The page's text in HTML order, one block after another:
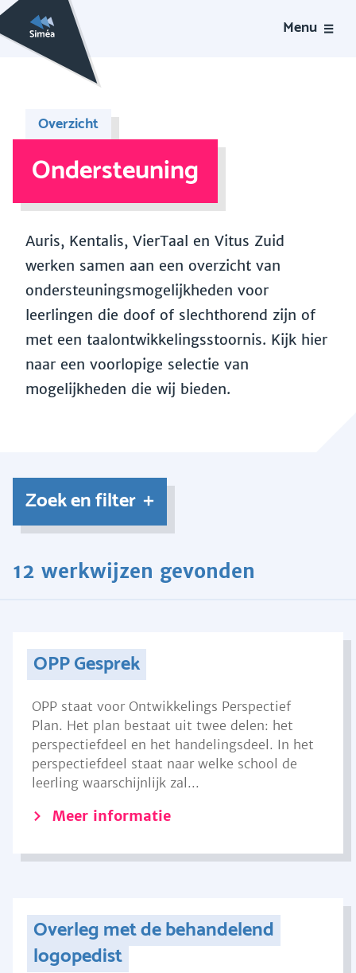
Menu
Overzicht
Ondersteuning
Auris, Kentalis, VierTaal en Vitus Zuid
werken samen aan een overzicht van
ondersteuningsmogelijkheden voor
leerlingen die doof of slechthorend zijn of
met een taalontwikkelingsstoornis. Kijk hier
naar een voorlopige selectie van
mogelijkheden die wij bieden.
Zoek en filter
12 werkwijzen gevonden
OPP Gesprek
OPP staat voor Ontwikkelings Perspectief
Plan. Het plan bestaat uit twee delen: het
perspectiefdeel en het handelingsdeel. In het
perspectiefdeel staat naar welke school de
leerling waarschijnlijk zal...
Meer informatie
Overleg met de behandelend
logopedist